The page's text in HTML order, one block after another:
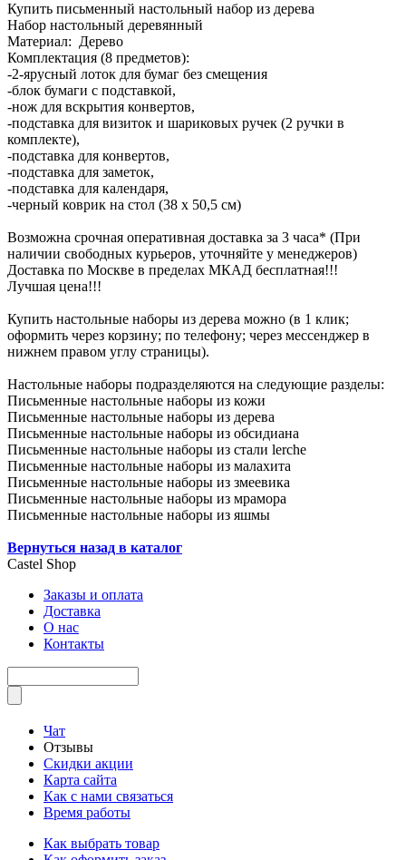
Купить письменный настольный набор из дерева
Набор настольный деревянный
Материал: Дерево
Комплектация (8 предметов):
-2-ярусный лоток для бумаг без смещения
-блок бумаги с подставкой,
-нож для вскрытия конвертов,
-подставка для визиток и шариковых ручек (2 ручки в
комплекте),
-подставка для конвертов,
-подставка для заметок,
-подставка для календаря,
-черный коврик на стол (38 х 50,5 см)
Возможна срочная оперативная доставка за 3 часа* (При
наличии свободных курьеров, уточняйте у менеджеров)
Доставка по Москве в пределах МКАД бесплатная!!!
Лучшая цена!!!
Купить настольные наборы из дерева можно (в 1 клик;
оформить через корзину; по телефону; через мессенджер в
нижнем правом углу страницы).
Настольные наборы подразделяются на следующие разделы:
Письменные настольные наборы из кожи
Письменные настольные наборы из дерева
Письменные настольные наборы из обсидиана
Письменные настольные наборы из стали lerche
Письменные настольные наборы из малахита
Письменные настольные наборы из змеевика
Письменные настольные наборы из мрамора
Письменные настольные наборы из яшмы
Вернуться назад в каталог
Castel Shop
Заказы и оплата
Доставка
О нас
Контакты
Чат
Отзывы
Скидки акции
Карта сайта
Как с нами связаться
Время работы
Как выбрать товар